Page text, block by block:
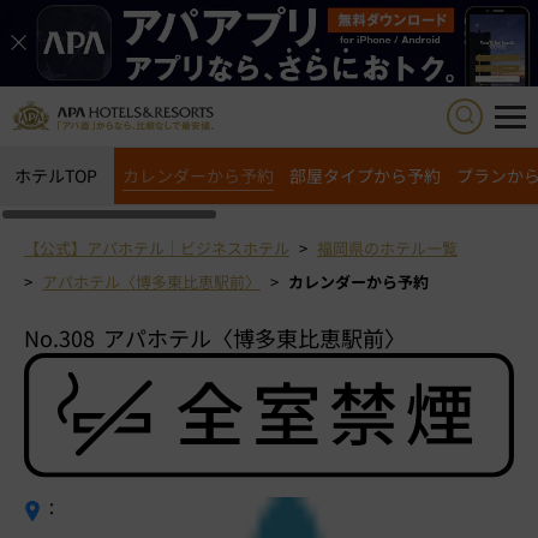
ホテルTOP カレンダーから予約 部屋タイプから予約 プランか
【公式】アパホテル｜ビジネスホテル
福岡県のホテル一覧
アパホテル〈博多東比恵駅前〉
カレンダーから予約
No.308 アパホテル〈博多東比恵駅前〉
：